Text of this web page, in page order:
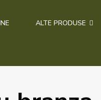
ALTE PRODUSE